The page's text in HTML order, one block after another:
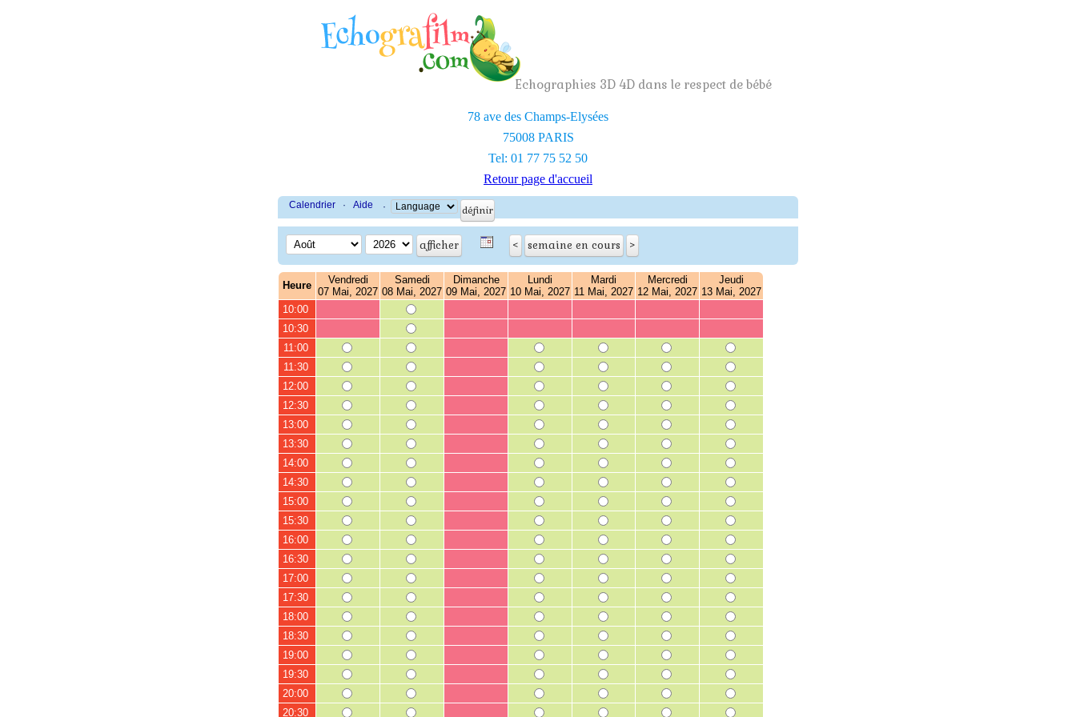
Echographies 3D 4D dans le respect de bébé
78 ave des Champs-Elysées
75008 PARIS
Tel: 01 77 75 52 50
Retour page d'accueil
Calendrier · Aide ·
Heure
Vendredi
07 Mai, 2027
Samedi
08 Mai, 2027
Dimanche
09 Mai, 2027
Lundi
10 Mai, 2027
Mardi
11 Mai, 2027
Mercredi
12 Mai, 2027
Jeudi
13 Mai, 2027
10:00
10:30
11:00
11:30
12:00
12:30
13:00
13:30
14:00
14:30
15:00
15:30
16:00
16:30
17:00
17:30
18:00
18:30
19:00
19:30
20:00
20:30